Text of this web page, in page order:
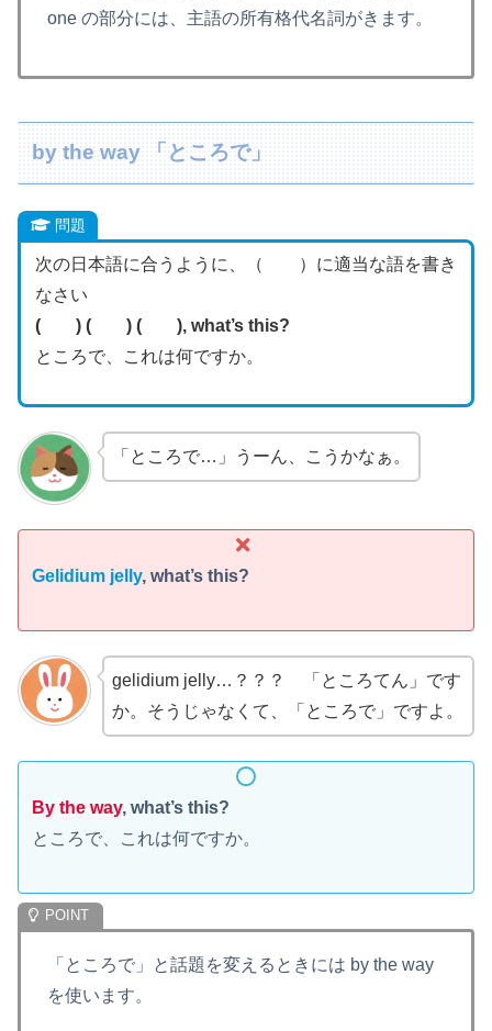
one の部分には、主語の所有格代名詞がきます。
by the way 「ところで」
問題
次の日本語に合うように、（ ）に適当な語を書き
なさい
( ) ( ) ( ), what’s this?
ところで、これは何ですか。
「ところで…」うーん、こうかなぁ。
Gelidium jelly, what’s this?
gelidium jelly…？？？ 「ところてん」です
か。そうじゃなくて、「ところで」ですよ。
By the way, what’s this?
ところで、これは何ですか。
「ところで」と話題を変えるときには by the way
を使います。